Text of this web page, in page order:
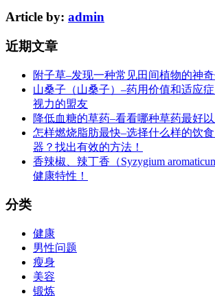
Article by: admin
近期文章
附子草–发现一种常见田间植物的神奇
山桑子（山桑子）–药用价值和适应
视力的盟友
降低血糖的草药–看看哪种草药最好以
怎样燃烧脂肪最快–选择什么样的饮
器？找出有效的方法！
香辣椒、辣丁香（Syzygium
健康特性！
分类
健康
男性问题
瘦身
美容
锻炼